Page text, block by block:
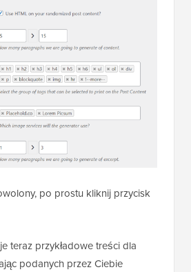
po prostu kliknij przycisk
teraz przykładowe treści dla
podanych przez Ciebie